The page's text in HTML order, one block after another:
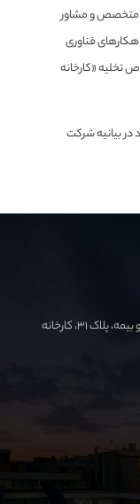
متخصص و مشاور
فناوری
تخلیه «کارخانه
دربیانیه شرکت
تهران، میدان آزادی، اتوبان لشگری، بعد از ایستگاه مترو بیمه، پلاک ۳۱، کارخانه